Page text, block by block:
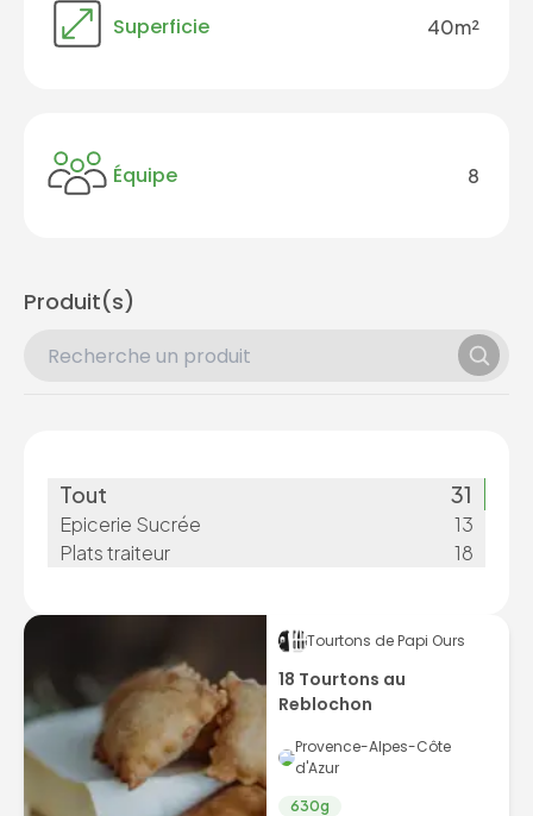
Superficie 40m²
Équipe 8
Produit(s)
Tout 31
Epicerie Sucrée
13
Plats traiteur
18
Tourtons de Papi Ours
18 Tourtons au
Reblochon
Provence-Alpes-Côte
d'Azur
630g